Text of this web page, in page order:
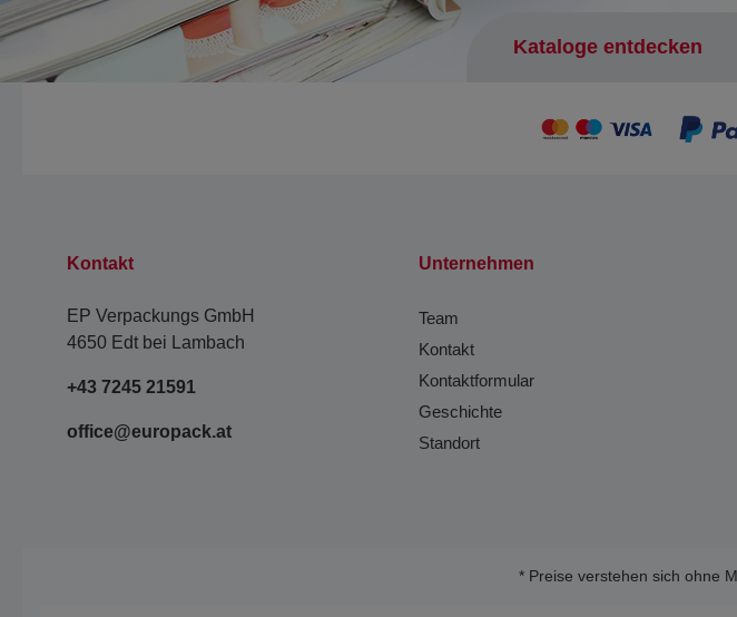
Kataloge entdecken
Kontakt
EP Verpackungs GmbH
4650 Edt bei Lambach
+43 7245 21591
office@europack.at
Unternehmen
Team
Kontakt
Kontaktformular
Geschichte
Standort
* Preise verstehen sich ohne